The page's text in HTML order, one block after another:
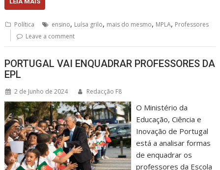
Política ensino, Luísa grilo, mais do mesmo, MPLA, Professores
Leave a comment
PORTUGAL VAI ENQUADRAR PROFESSORES DA
EPL
2 de Junho de 2024 Redacção F8
O Ministério da
Educação, Ciência e
Inovação de Portugal
está a analisar formas
de enquadrar os
professores da Escola